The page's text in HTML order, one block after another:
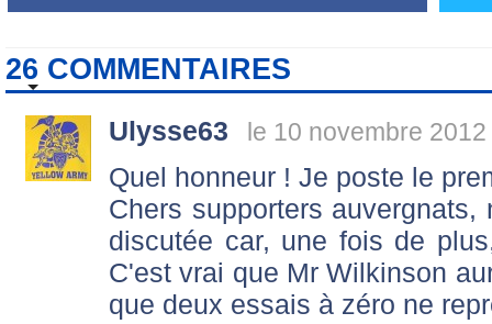
26 COMMENTAIRES
Ulysse63 le 10 novembre
Quel honneur ! Je poste le
Chers supporters
discutée car, une fois de
C'est vrai que Mr Wilkinson
que deux essais à zéro ne